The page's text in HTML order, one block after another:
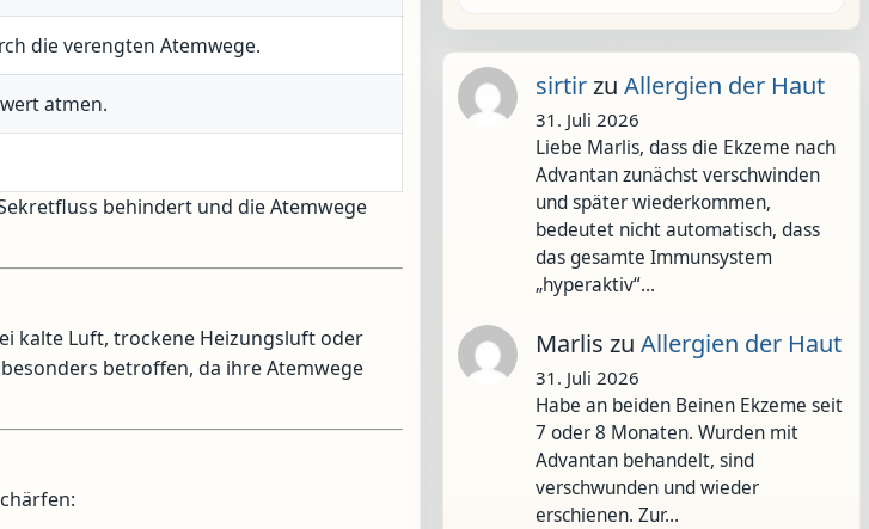
die verengten Atemwege.
atmen.
behindert und die Atemwege
kalte Luft, trockene Heizungsluft oder
betroffen, da ihre Atemwege
sirtirzu Allergien der Haut
31. Juli 2026
Liebe Marlis, dass die Ekzeme nach
Advantan zunächst verschwinden
und später wiederkommen,
bedeutet nicht automatisch, dass
das gesamte Immunsystem
„hyperaktiv“…
Marlis zu Allergien der Haut
31. Juli 2026
Habe an beiden Beinen Ekzeme seit
7 oder 8 Monaten. Wurden mit
Advantan behandelt, sind
verschwunden und wieder
erschienen. Zur…